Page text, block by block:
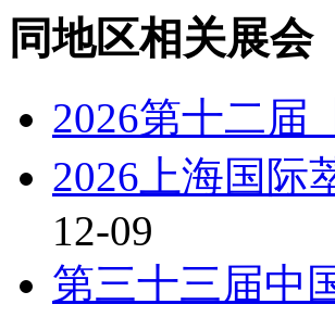
同地区相关展会
2026第十二届
2026上海国际
12-09
第三十三届中